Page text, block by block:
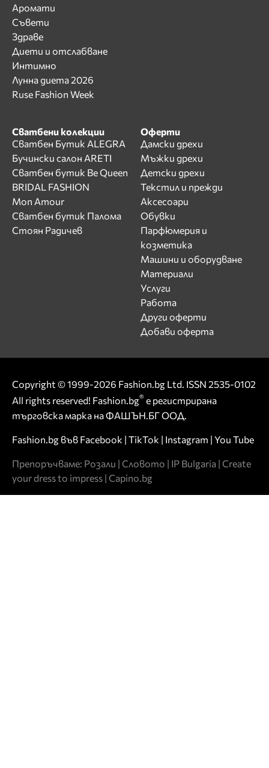
Аромати
Съвети
Здраве
Диети и отслабване
Интимно
Лунна диета 2026
Ruse Fashion Week
Сватбени колекции
Сватбен Бутик ALEGRA
Бучински салон ARETI
Сватбен бутик Be Queen
BRIDAL FASHION
Mon Amour
Сватбен бутик Палома
Стоян Радичев
Оферти
Дамски дрехи
Мъжки дрехи
Детски дрехи
Текстил и прежди
Аксесоари
Обувки
Парфюмерия и
козметика
Машини и оборудване
Материали
Услуги
Работа
Други оферти
Добави оферта
Copyright © 1999-2026 Fashion.bg Ltd. ISSN 2535-0102
All rights reserved! Fashion.bg® е регистрирана
търговска марка на ФАШЪН.БГ ООД.
Fashion.bg във Facebook | TikTok | Instagram | You Tube
Препоръчваме: Розали | Словото | IP Bulgaria | Create
your dress to impress | Capino.bg